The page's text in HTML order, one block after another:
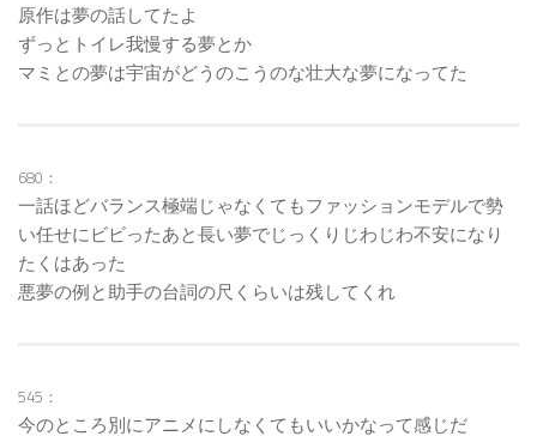
原作は夢の話してたよ
ずっとトイレ我慢する夢とか
マミとの夢は宇宙がどうのこうのな壮大な夢になってた
680：
一話ほどバランス極端じゃなくてもファッションモデルで勢
い任せにビビったあと長い夢でじっくりじわじわ不安になり
たくはあった
悪夢の例と助手の台詞の尺くらいは残してくれ
545：
今のところ別にアニメにしなくてもいいかなって感じだ